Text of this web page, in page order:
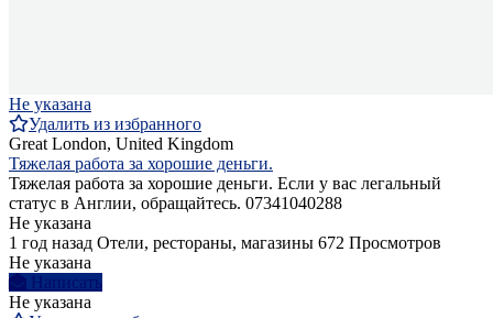
Не указана
Удалить из избранного
Great London, United Kingdom
Тяжелая работа за хорошие деньги.
Тяжелая работа за хорошие деньги. Если у вас легальный
статус в Англии, обращайтесь. 07341040288
Не указана
1 год назад Отели, рестораны, магазины 672 Просмотров
Не указана
Написать
Не указана